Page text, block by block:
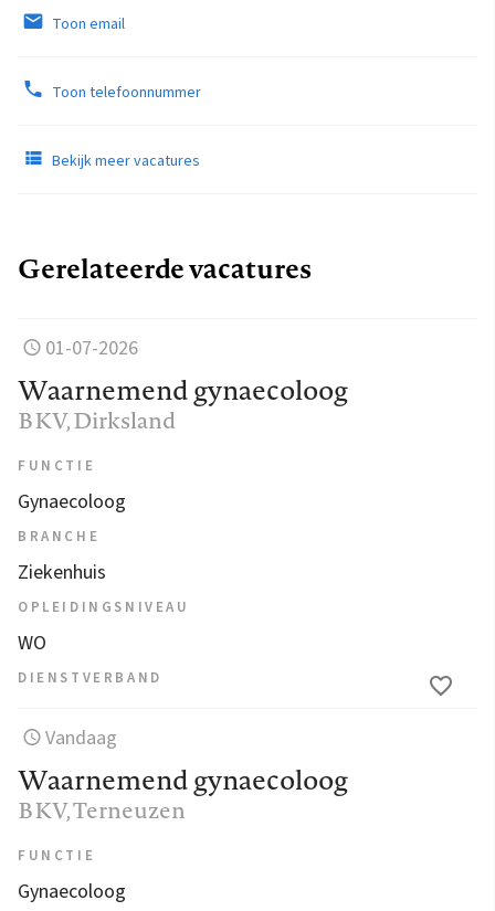
Toon email
Toon telefoonnummer
Bekijk meer vacatures
Gerelateerde vacatures
01-07-2026
Waarnemend gynaecoloog
BKV, Dirksland
FUNCTIE
Gynaecoloog
BRANCHE
Ziekenhuis
OPLEIDINGSNIVEAU
WO
DIENSTVERBAND
Vandaag
Waarnemend gynaecoloog
BKV, Terneuzen
FUNCTIE
Gynaecoloog